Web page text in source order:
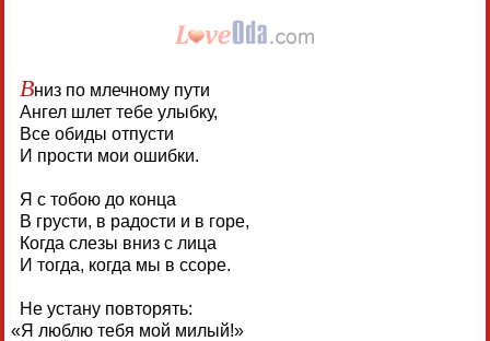
Вниз по млечному пути
Ангел шлет тебе улыбку,
Все обиды отпусти
И прости мои ошибки.
Я с тобою до конца
В грусти, в радости и в горе,
Когда слезы вниз с лица
И тогда, когда мы в ссоре.
Не устану повторять:
«Я люблю тебя мой милый!»